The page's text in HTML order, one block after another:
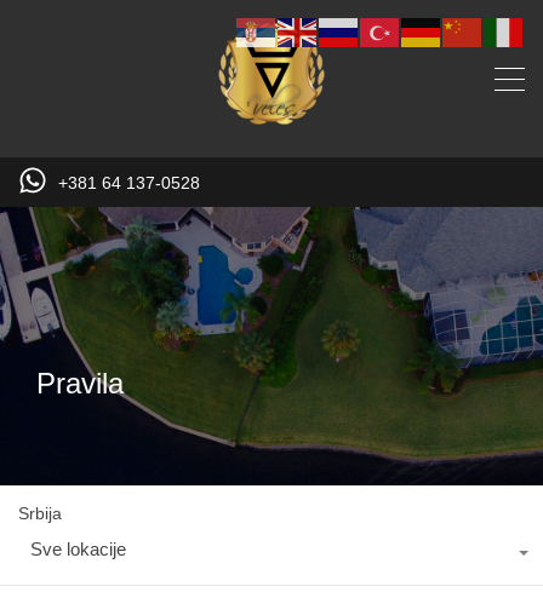
+381 64 137-0528
Pravila
Srbija
Sve lokacije